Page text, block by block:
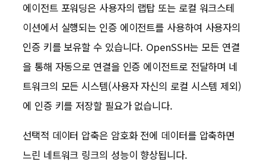
에이전트 포워딩은 사용자의 랩탑 또는 로컬 워크스테
이션에서 실행되는 인증 에이전트를 사용하여 사용자의
인증 키를 보유할 수 있습니다. OpenSSH는 모든 연결
을 통해 자동으로 연결을 인증 에이전트로 전달하며 네
트워크의 모든 시스템(사용자 자신의 로컬 시스템 제외)
에 인증 키를 저장할 필요가 없습니다.
선택적 데이터 압축은 암호화 전에 데이터를 압축하면
느린 네트워크 링크의 성능이 향상됩니다.